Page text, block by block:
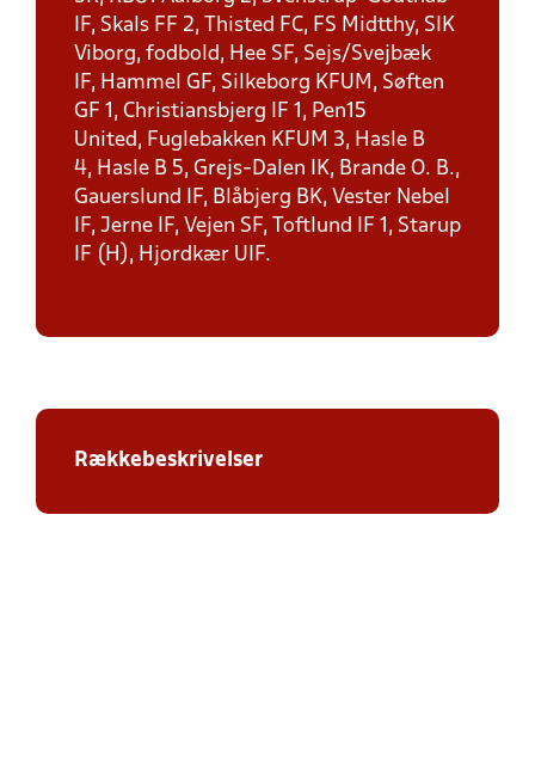
IF, Skals FF 2, Thisted FC, FS Midtthy, SIK
Viborg, fodbold, Hee SF, Sejs/Svejbæk
IF, Hammel GF, Silkeborg KFUM, Søften
GF 1, Christiansbjerg IF 1, Pen15
United, Fuglebakken KFUM 3, Hasle B
4, Hasle B 5, Grejs-Dalen IK, Brande O. B.,
Gauerslund IF, Blåbjerg BK, Vester Nebel
IF, Jerne IF, Vejen SF, Toftlund IF 1, Starup
IF (H), Hjordkær UIF.
Rækkebeskrivelser